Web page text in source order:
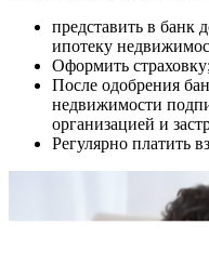
представить в банк
ипотеку
Оформить страховку;
После одобрения
недвижимости
организацией и
Регулярно платить